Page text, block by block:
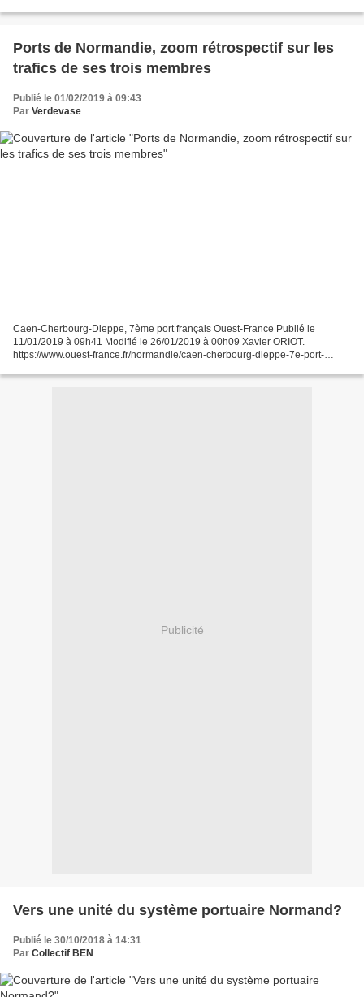
Ports de Normandie, zoom rétrospectif sur les
trafics de ses trois membres
Publié le 01/02/2019 à 09:43
Par Verdevase
Caen-Cherbourg-Dieppe, 7ème port français Ouest-France Publié le
11/01/2019 à 09h41 Modifié le 26/01/2019 à 00h09 Xavier ORIOT.
https://www.ouest-france.fr/normandie/caen-cherbourg-dieppe-7e-port-
Publicité
Vers une unité du système portuaire Normand?
Publié le 30/10/2018 à 14:31
Par Collectif BEN